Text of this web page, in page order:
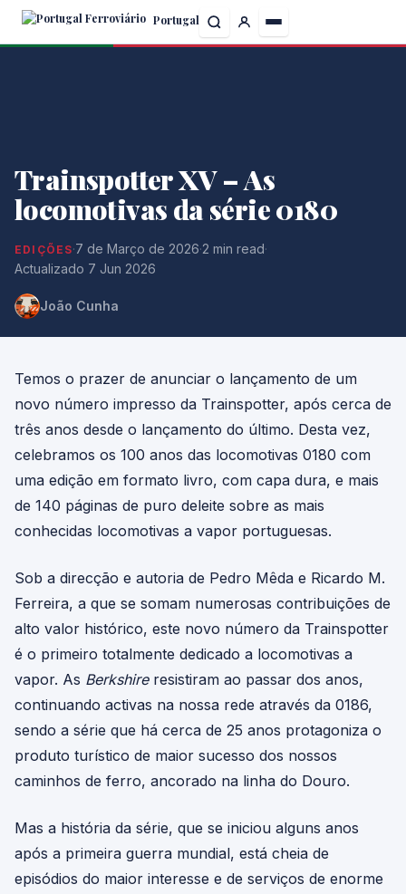
Skip
Portugal
Trainspotter XV – As
locomotivas da série 0180
EDIÇÕES·7 de Março de 2026·2 min read·
Actualizado 7 Jun 2026
João Cunha
Temos o prazer de anunciar o lançamento de um
novo número impresso da Trainspotter, após cerca de
três anos desde o lançamento do último. Desta vez,
celebramos os 100 anos das locomotivas 0180 com
uma edição em formato livro, com capa dura, e mais
de 140 páginas de puro deleite sobre as mais
conhecidas locomotivas a vapor portuguesas.
Sob a direcção e autoria de Pedro Mêda e Ricardo M.
Ferreira, a que se somam numerosas contribuições de
alto valor histórico, este novo número da Trainspotter
é o primeiro totalmente dedicado a locomotivas a
vapor. As Berkshireresistiram ao passar dos anos,
continuando activas na nossa rede através da 0186,
sendo a série que há cerca de 25 anos protagoniza o
produto turístico de maior sucesso dos nossos
caminhos de ferro, ancorado na linha do Douro.
Mas a história da série, que se iniciou alguns anos
após a primeira guerra mundial, está cheia de
episódios do maior interesse e de serviços de enorme